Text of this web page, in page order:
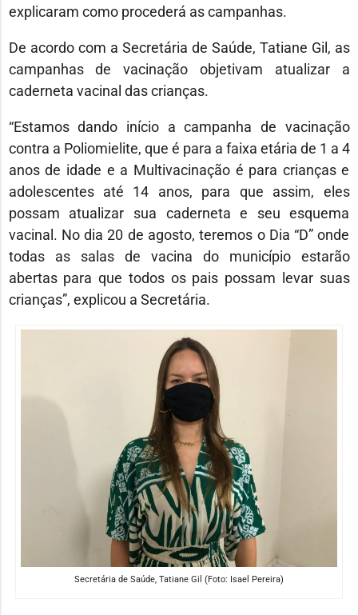
explicaram como procederá as campanhas.
De acordo com a Secretária de Saúde, Tatiane Gil, as
campanhas de vacinação objetivam atualizar a
caderneta vacinal das crianças.
“Estamos dando início a campanha de vacinação
contra a Poliomielite, que é para a faixa etária de 1 a 4
anos de idade e a Multivacinação é para crianças e
adolescentes até 14 anos, para que assim, eles
possam atualizar sua caderneta e seu esquema
vacinal. No dia 20 de agosto, teremos o Dia “D” onde
todas as salas de vacina do município estarão
abertas para que todos os pais possam levar suas
crianças”, explicou a Secretária.
Secretária de Saúde, Tatiane Gil (Foto: Isael Pereira)